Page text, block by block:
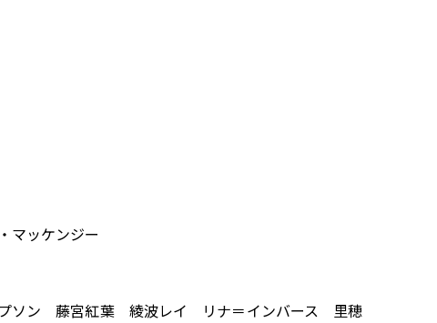
ッケンジー
ソン 藤宮紅葉 綾波レイ リナ＝インバース 里穂